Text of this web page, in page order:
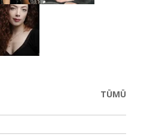
TÜMÜ